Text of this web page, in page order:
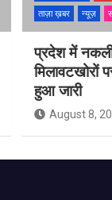
ताज़ा ख़बर
न्यूज़
प्रदेश में नकली
हुआ जारी
August 8,